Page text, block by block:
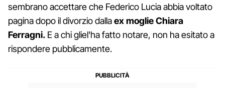
sembrano accettare che Federico Lucia abbia voltato
pagina dopo il divorzio dallaex moglie Chiara
Ferragni. E a chi gliel'ha fatto notare, non ha esitato a
rispondere pubblicamente.